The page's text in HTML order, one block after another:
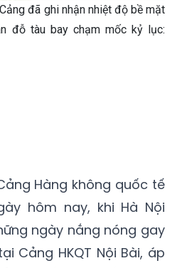
đã ghi nhận nhiệt độ bề mặt
đỗ tàu bay chạm mốc kỷ lục:
Hàng không quốc tế
hôm nay, khi Hà Nội
ngày nắng nóng gay
Cảng HKQT Nội Bài, áp